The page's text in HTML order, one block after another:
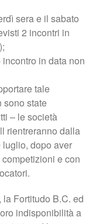
sera e il sabato
2 incontri in
in data non
tale
sono state
– le società
rientreranno dalla
dopo aver
e con
Fortitudo B.C. ed
indisponibilità a